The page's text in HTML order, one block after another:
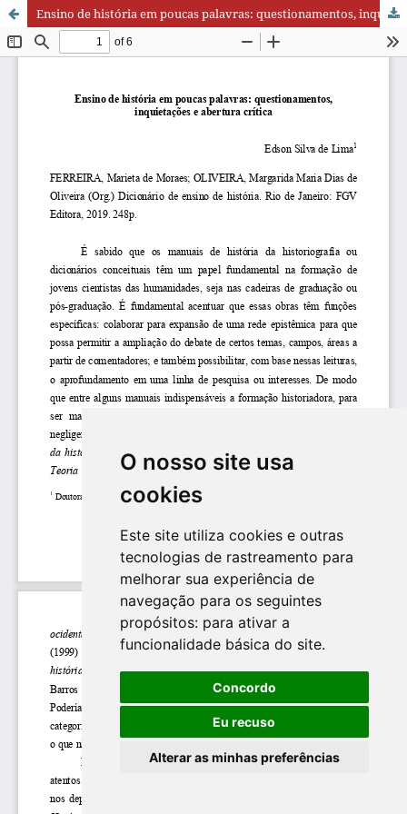
O nosso site usa
cookies
Este site utiliza cookies e outras
tecnologias de rastreamento para
melhorar sua experiência de
navegação para os seguintes
propósitos: para ativar a
funcionalidade básica do site.
Concordo
Eu recuso
Alterar as minhas preferências
Ensino de história em poucas palavras: questionamentos, inquietações e abertura crítica